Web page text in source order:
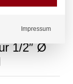
1/2″ Ø
Impressum